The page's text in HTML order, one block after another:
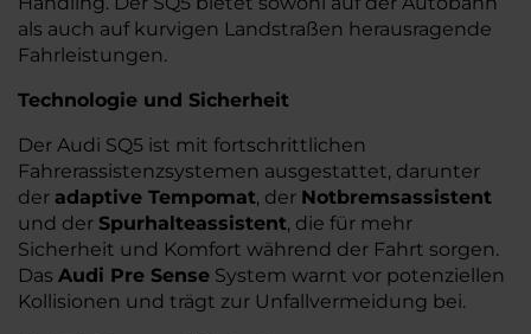
als auch auf kurvigen Landstraßen herausragende
Fahrleistungen.
Technologie und Sicherheit
Der Audi SQ5 ist mit fortschrittlichen
Fahrerassistenzsystemen ausgestattet, darunter
der adaptive Tempomat, der Notbremsassistent
und der Spurhalteassistent, die für mehr
Sicherheit und Komfort während der Fahrt sorgen.
Das Audi Pre Sense System warnt vor potenziellen
Kollisionen und trägt zur Unfallvermeidung bei.